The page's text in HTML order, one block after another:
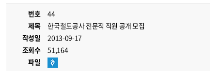
번호
44
제목
한국철도공사 전문직 직원 공개 모집
작성일
2013-09-17
조회수
51,164
파일